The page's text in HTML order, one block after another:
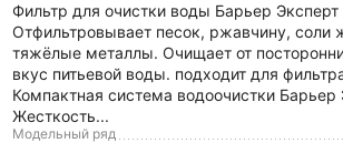
Фильтр для очистки воды Барьер
Отфильтровывает песок, ржавчину, соли
тяжёлые металлы. Очищает от
вкус питьевой воды. подходит для
Компактная система водоочистки
Жесткость...
Модельный ряд